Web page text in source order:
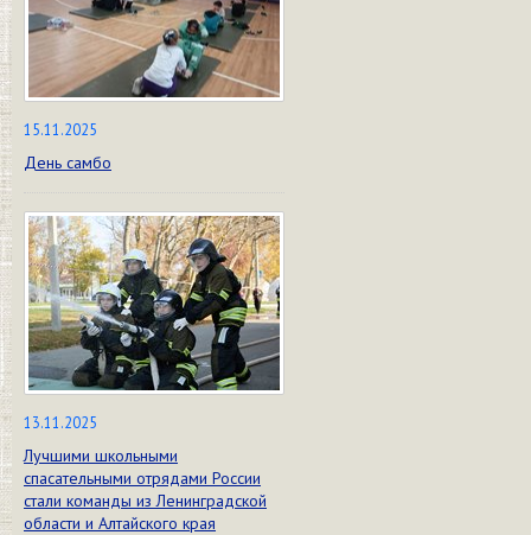
15.11.2025
День самбо
13.11.2025
Лучшими школьными
спасательными отрядами России
стали команды из Ленинградской
области и Алтайского края